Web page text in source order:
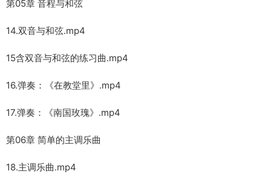
第05章 音程与和弦
14.双音与和弦.mp4
15含双音与和弦的练习曲.mp4
16.弹奏：《在教堂里》.mp4
17.弹奏：《南国玫瑰》.mp4
第06章 简单的主调乐曲
18.主调乐曲.mp4